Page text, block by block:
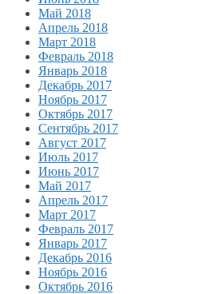
Май 2018
Апрель 2018
Март 2018
Февраль 2018
Январь 2018
Декабрь 2017
Ноябрь 2017
Октябрь 2017
Сентябрь 2017
Август 2017
Июль 2017
Июнь 2017
Май 2017
Апрель 2017
Март 2017
Февраль 2017
Январь 2017
Декабрь 2016
Ноябрь 2016
Октябрь 2016